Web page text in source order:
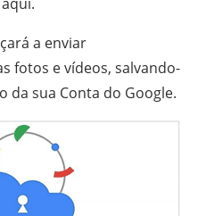
a enviar
fotos e vídeos, salvando-
da sua Conta do Google.